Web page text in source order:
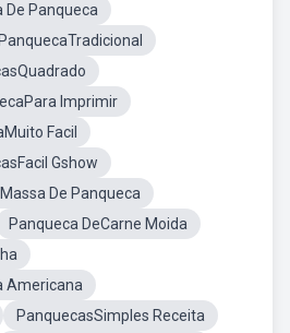
De Panqueca
Imprimir
Facil
Gshow
De Panqueca
Panqueca DeCarne Moida
Americana
PanquecasSimples Receita